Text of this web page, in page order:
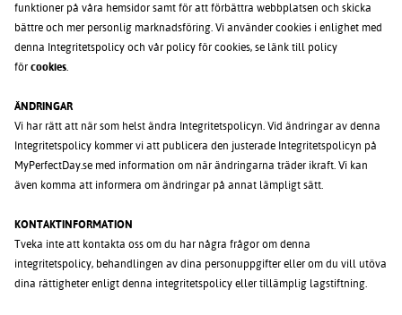
funktioner på våra hemsidor samt för att förbättra webbplatsen och skicka
bättre och mer personlig marknadsföring. Vi använder cookies i enlighet med
denna Integritetspolicy och vår policy för cookies, se länk till policy
för cookies.
ÄNDRINGAR
Vi har rätt att när som helst ändra Integritetspolicyn. Vid ändringar av denna
Integritetspolicy kommer vi att publicera den justerade Integritetspolicyn på
MyPerfectDay.se med information om när ändringarna träder ikraft. Vi kan
även komma att informera om ändringar på annat lämpligt sätt.
KONTAKTINFORMATION
Tveka inte att kontakta oss om du har några frågor om denna
integritetspolicy, behandlingen av dina personuppgifter eller om du vill utöva
dina rättigheter enligt denna integritetspolicy eller tillämplig lagstiftning.